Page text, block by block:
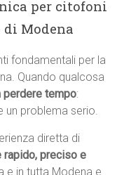
per citofoni
Modena
fondamentali per la
Quando qualcosa
perdere tempo:
un problema serio.
diretta di
rapido, preciso e
e in tutta Modena e